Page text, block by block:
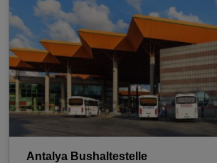
Antalya Bushaltestelle